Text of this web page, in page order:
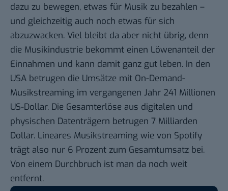
dazu zu bewegen, etwas für Musik zu bezahlen –
und gleichzeitig auch noch etwas für sich
abzuzwacken. Viel bleibt da aber nicht übrig, denn
die Musikindustrie bekommt einen Löwenanteil der
Einnahmen und kann damit ganz gut leben. In den
USA betrugen die Umsätze mit On-Demand-
Musikstreaming im vergangenen Jahr 241 Millionen
US-Dollar. Die Gesamterlöse aus digitalen und
physischen Datenträgern betrugen 7 Milliarden
Dollar. Lineares Musikstreaming wie von Spotify
trägt also nur 6 Prozent zum Gesamtumsatz bei.
Von einem Durchbruch ist man da noch weit
entfernt.